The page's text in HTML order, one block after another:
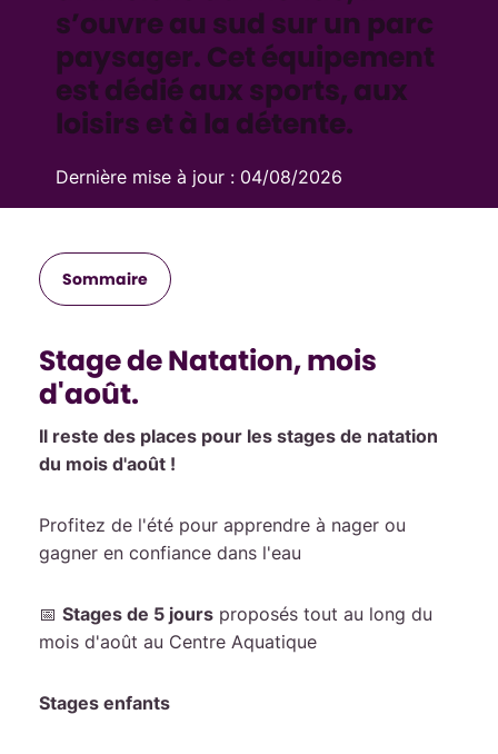
s’ouvre au sud sur un parc
paysager. Cet équipement
est dédié aux sports, aux
loisirs et à la détente.
Dernière mise à jour : 04/08/2026
Sommaire
Stage de Natation, mois
d'août.
Il reste des places pour les stages de natation
du mois d'août !
Profitez de l'été pour apprendre à nager ou
gagner en confiance dans l'eau
📅 Stages de 5 jours proposés tout au long du
mois d'août au Centre Aquatique
Stages enfants